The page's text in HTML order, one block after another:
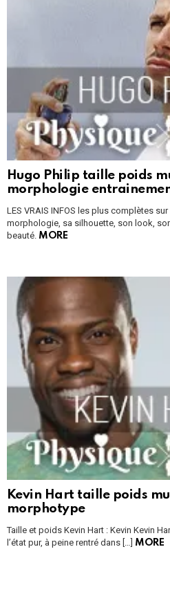
Hugo Philip taille poids
morphologie
LES VRAIS INFOS les plus complètes
morphologie, sa silhouette, son look,
beauté. MORE
Kevin Hart taille poids
morphotype
Taille et poids Kevin Hart : Kevin Kevin
l’état pur, à peine rentré dans […]
MORE